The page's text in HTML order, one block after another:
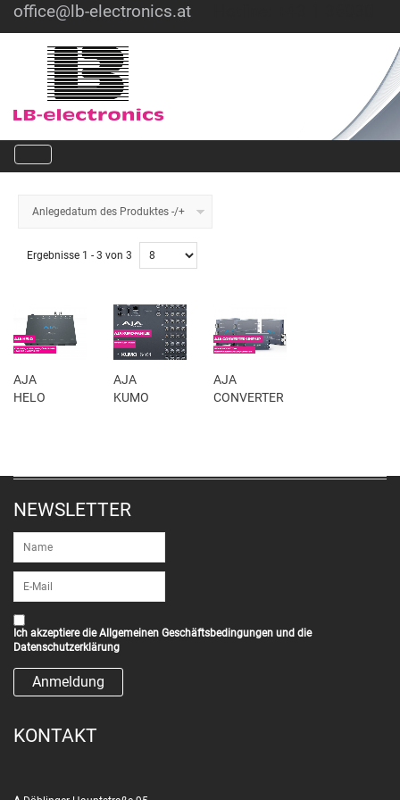
office@lb-electronics.at
Anlegedatum des Produktes -/+
Ergebnisse 1 - 3 von 3
AJA
HELO
AJA
KUMO
AJA
CONVERTER
NEWSLETTER
Ich akzeptiere dieAllgemeinen Geschäftsbedingungen und die
Datenschutzerklärung
KONTAKT